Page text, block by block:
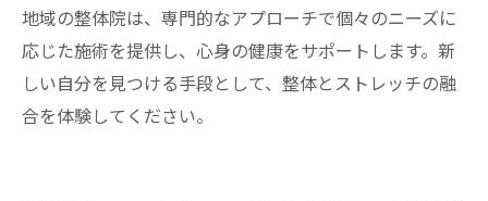
地域の整体院は、専門的なアプローチで個々のニーズに
応じた施術を提供し、心身の健康をサポートします。新
しい自分を見つける手段として、整体とストレッチの融
合を体験してください。